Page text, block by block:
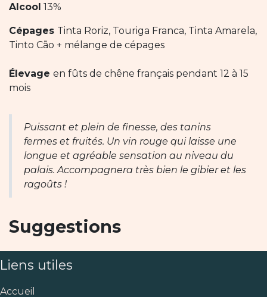
Alcool 13%
Cépages Tinta Roriz, Touriga Franca, Tinta Amarela,
Tinto Cão + mélange de cépages
Élevage en fûts de chêne français pendant 12 à 15
mois
Puissant et plein de finesse, des tanins
fermes et fruités. Un vin rouge qui laisse une
longue et agréable sensation au niveau du
palais. Accompagnera très bien le gibier et les
ragoûts !
Suggestions
Liens utiles
Accueil